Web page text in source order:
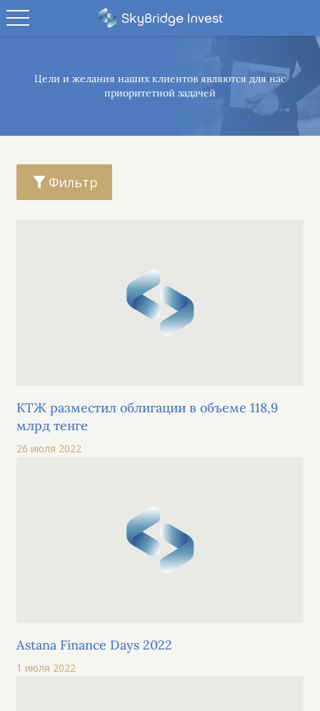
Цели и желания наших клиентов являются для нас
приоритетной задачей
Фильтр
КТЖ разместил облигации в объеме 118,9
млрд тенге
26 июля 2022
Astana Finance Days 2022
1 июля 2022